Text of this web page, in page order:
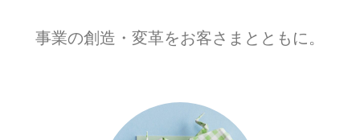
事業の創造・変革をお客さまとともに。